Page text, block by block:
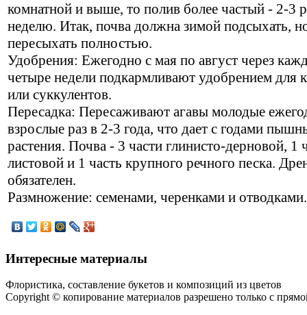
комнатной и выше, то полив более частый - 2-3
неделю. Итак, почва должна зимой подсыхать,
пересыхать полностью.
Удобрения: Ежегодно с мая по август через
четыре недели подкармливают удобрением для
или суккулентов.
Пересадка: Пересаживают агавы молодые
взрослые раз в 2-3 года, что дает с годами
растения. Почва - 3 части глинисто-дерновой, 1
листовой и 1 часть крупного речного песка.
обязателен.
Размножение: семенами, черенками и отводками.
Интересные материалы
Флористика, составление букетов и композиций из цветов
Copyright © копирование материалов разрешено только с